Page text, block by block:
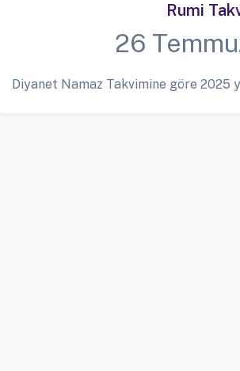
Rumi
26
Diyanet Namaz Takvimine göre 2025